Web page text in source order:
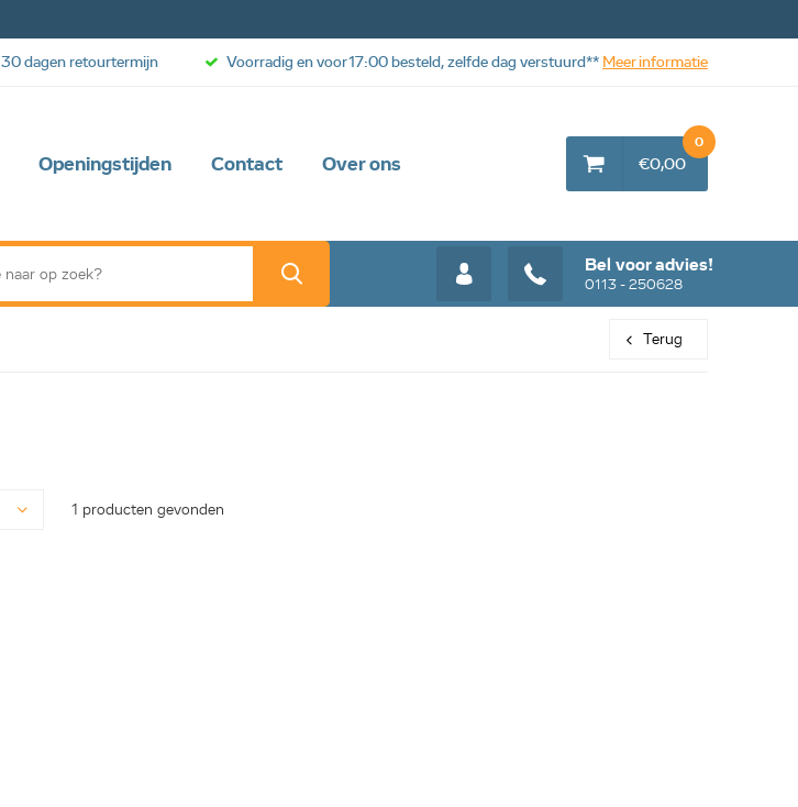
Openingstijden Contact Over ons
Bel voor advies!
0113 - 250628
€0,00
0
30 dagen retourtermijn Voorradig en voor 17:00 besteld, zelfde dag verstuurd** Meer informatie
Terug
1 producten gevonden